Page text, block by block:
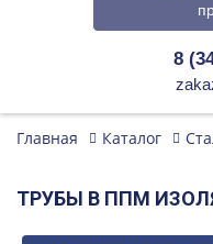
8
Главная Каталог
ТРУБЫ В ППМ